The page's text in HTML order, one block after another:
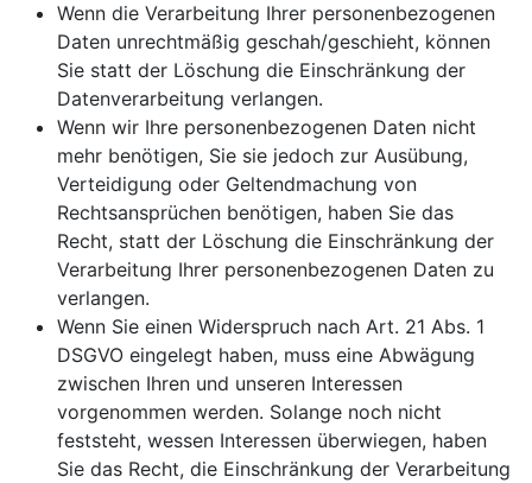
Wenn die Verarbeitung Ihrer personenbezogenen
Daten unrechtmäßig geschah/geschieht, können
Sie statt der Löschung die Einschränkung der
Datenverarbeitung verlangen.
Wenn wir Ihre personenbezogenen Daten nicht
mehr benötigen, Sie sie jedoch zur Ausübung,
Verteidigung oder Geltendmachung von
Rechtsansprüchen benötigen, haben Sie das
Recht, statt der Löschung die Einschränkung der
Verarbeitung Ihrer personenbezogenen Daten zu
verlangen.
Wenn Sie einen Widerspruch nach Art. 21 Abs. 1
DSGVO eingelegt haben, muss eine Abwägung
zwischen Ihren und unseren Interessen
vorgenommen werden. Solange noch nicht
feststeht, wessen Interessen überwiegen, haben
Sie das Recht, die Einschränkung der Verarbeitung